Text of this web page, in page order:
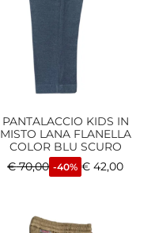
PANTALACCIO KIDS IN
MISTO LANA FLANELLA
COLOR BLU SCURO
€70,00 -40% € 42,00